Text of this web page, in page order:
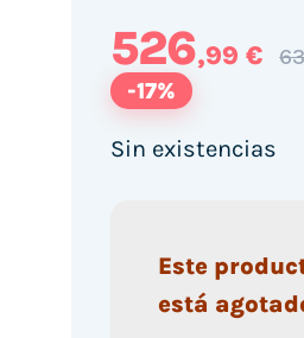
526,99 €
-17%
Sin existencias
Este
está